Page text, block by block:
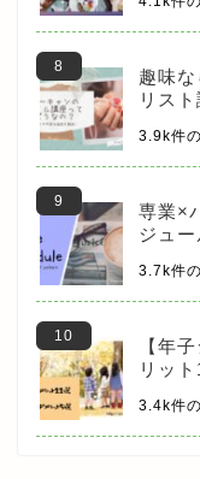
趣味
リス
3.9k件
専業×
ジュ
3.7k件
【年
リッ
3.4k件